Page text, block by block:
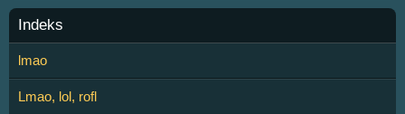
Indeks
lmao
Lmao, lol, rofl